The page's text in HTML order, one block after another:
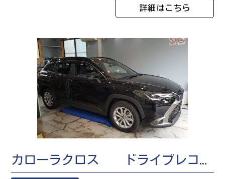
詳細はこちら
カローラクロス ドライブレコーダー/テレビキット取付